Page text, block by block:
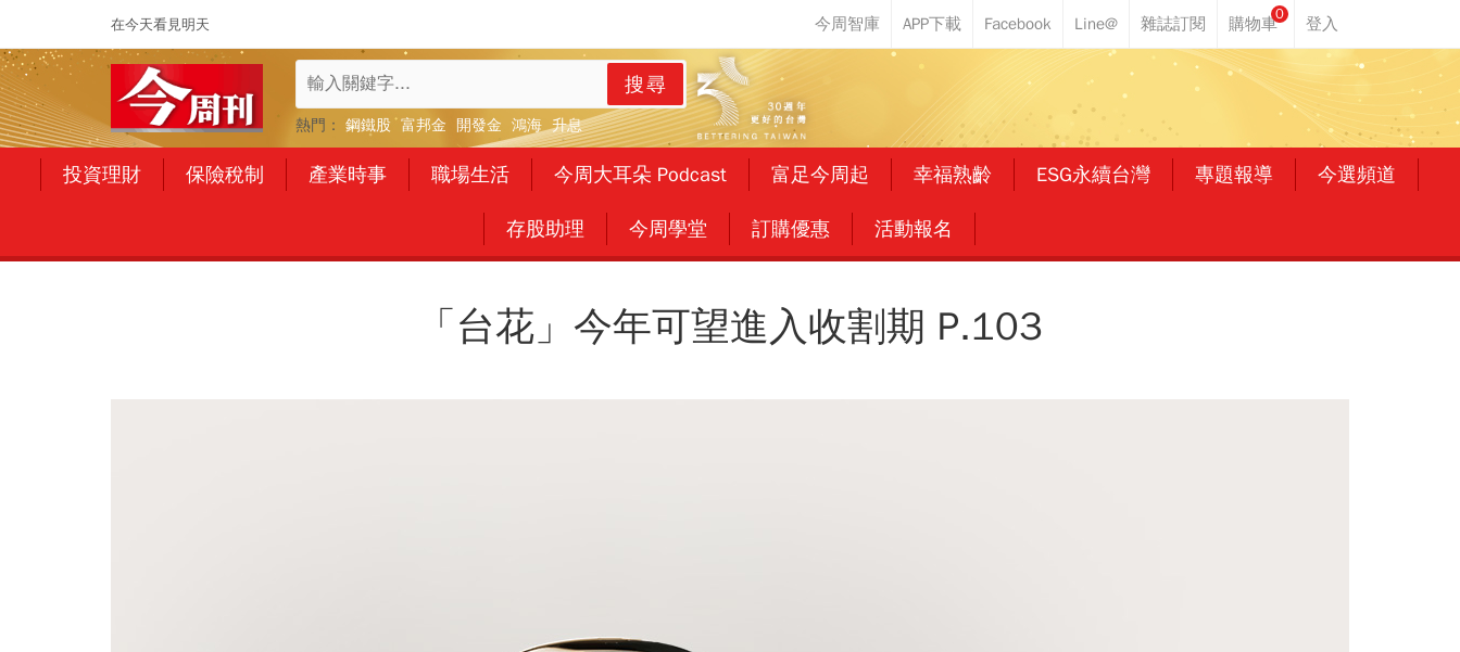
在今天看見明天
0
搜尋
熱門： 鋼鐵股 富邦金 開發金 鴻海 升息
投資理財 保險稅制 產業時事 職場生活 今周大耳朵 Podcast 富足今周起 幸福熟齡 ESG永續台灣 專題報導 今選頻道
存股助理 今周學堂 訂購優惠 活動報名
「台花」今年可望進入收割期 P.103